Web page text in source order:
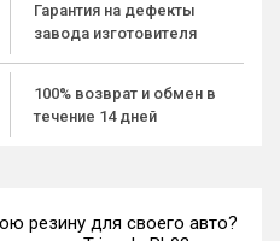
Гарантия на дефекты
завода изготовителя
100% возврат и обмен в
течение 14 дней
резину для своего авто?